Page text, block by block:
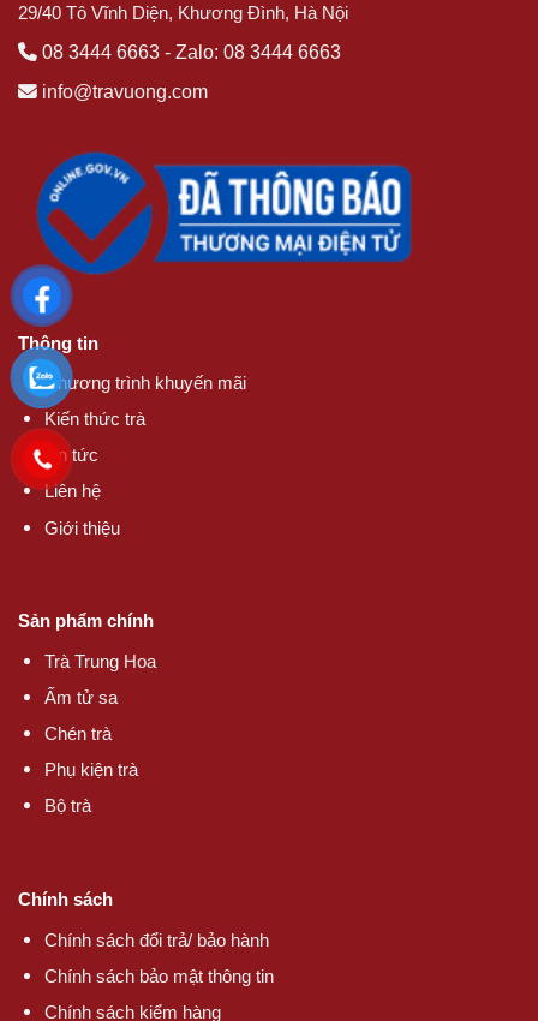
29/40 Tô Vĩnh Diện, Khương Đình, Hà Nội
08 3444 6663 - Zalo: 08 3444 6663
info@travuong.com
Thông tin
Chương trình khuyến mãi
Kiến thức trà
Tin tức
Liên hệ
Giới thiệu
Sản phẩm chính
Trà Trung Hoa
Ấm tử sa
Chén trà
Phụ kiện trà
Bộ trà
Chính sách
Chính sách đổi trả/ bảo hành
Chính sách bảo mật thông tin
Chính sách kiểm hàng